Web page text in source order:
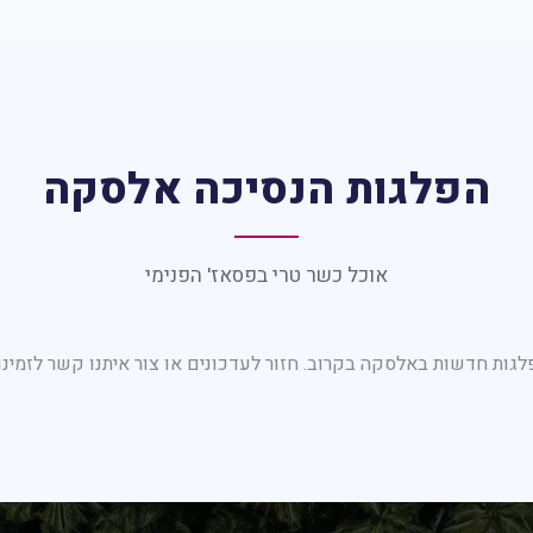
הפלגות הנסיכה אלסקה
אוכל כשר טרי בפסאז' הפנימי
חדשות באלסקה בקרוב. חזור לעדכונים או צור איתנו קשר